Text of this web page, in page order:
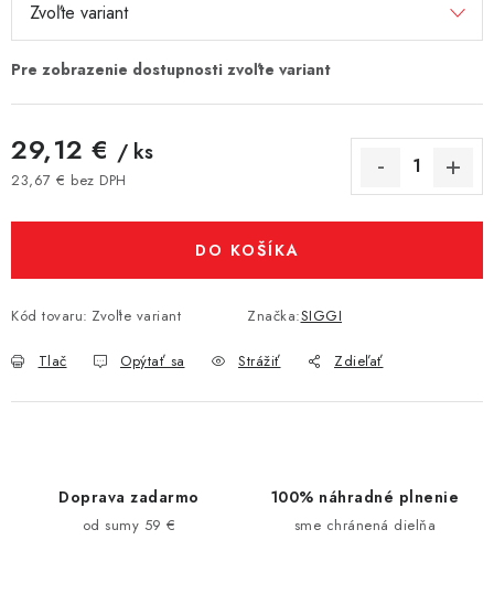
29,12 € / ks
23,67 € bez DPH
DO KOŠÍKA
Kód tovaru: Zvoľte variant Značka:SIGGI
Tlač Opýtať sa Strážiť Zdieľať
Doprava zadarmo
od sumy 59 €
100% náhradné plnenie
sme chránená dielňa